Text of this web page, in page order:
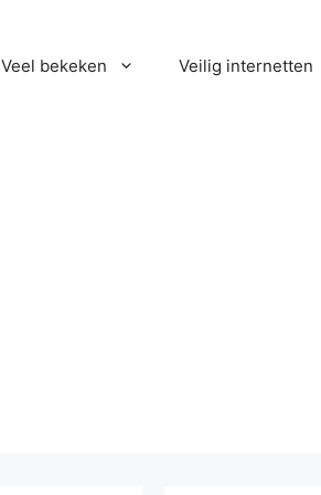
Veel bekeken Veilig internetten